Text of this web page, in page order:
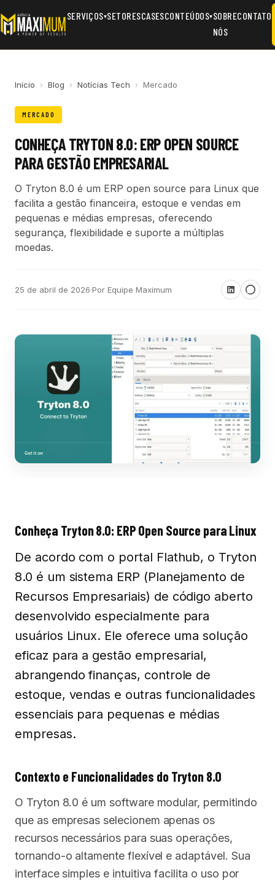
SERVIÇOS▾SETORESCASESCONTEÚDOS▾SOBRE
NÓS
CONTATO
Início › Blog › Notícias Tech › Mercado
MERCADO
CONHEÇA TRYTON 8.0: ERP OPEN SOURCE
PARA GESTÃO EMPRESARIAL
O Tryton 8.0 é um ERP open source para Linux que
facilita a gestão financeira, estoque e vendas em
pequenas e médias empresas, oferecendo
segurança, flexibilidade e suporte a múltiplas
moedas.
25 de abril de 2026·Por Equipe Maximum
Conheça Tryton 8.0: ERP Open Source para Linux
De acordo com o portal Flathub, o Tryton
8.0 é um sistema ERP (Planejamento de
Recursos Empresariais) de código aberto
desenvolvido especialmente para
usuários Linux. Ele oferece uma solução
eficaz para a gestão empresarial,
abrangendo finanças, controle de
estoque, vendas e outras funcionalidades
essenciais para pequenas e médias
empresas.
Contexto e Funcionalidades do Tryton 8.0
O Tryton 8.0 é um software modular, permitindo
que as empresas selecionem apenas os
recursos necessários para suas operações,
tornando-o altamente flexível e adaptável. Sua
interface simples e intuitiva facilita o uso por